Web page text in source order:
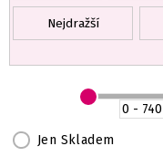
Nejdražší
Jen Skladem